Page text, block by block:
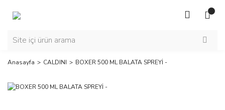
Anasayfa CALDINI BOXER 500 ML BALATA SPREYİ -